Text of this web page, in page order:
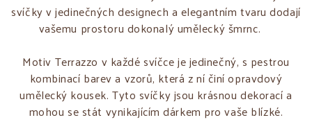
svíčky v jedinečných designech a elegantním tvaru dodají
vašemu prostoru dokonalý umělecký šmrnc.
Motiv Terrazzo v každé svíčce je jedinečný, s pestrou
kombinací barev a vzorů, která z ní činí opravdový
umělecký kousek. Tyto svíčky jsou krásnou dekorací a
mohou se stát vynikajícím dárkem pro vaše blízké.